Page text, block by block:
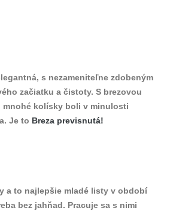
s nezameniteľne zdobeným
začiatku a čistoty. S brezovou
mnohé kolísky boli v minulosti
Je to Breza previsnutá!
a to najlepšie mladé listy v období
bez jahňad. Pracuje sa s nimi